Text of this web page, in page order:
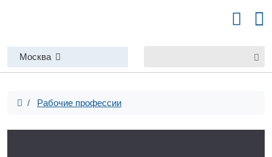
Москва
Рабочие профессии